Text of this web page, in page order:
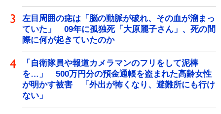
左目周囲の痣は「脳の動脈が破れ、その血が溜まっ
ていた」 09年に孤独死「大原麗子さん」、死の間
際に何が起きていたのか
「自衛隊員や報道カメラマンのフリをして泥棒
を…」 500万円分の預金通帳を盗まれた高齢女性
が明かす被害 「外出が怖くなり、避難所にも行け
ない」